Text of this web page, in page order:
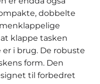
dobbelte
klappe tasken
i brug. De robuste
form. Den
til forbedret